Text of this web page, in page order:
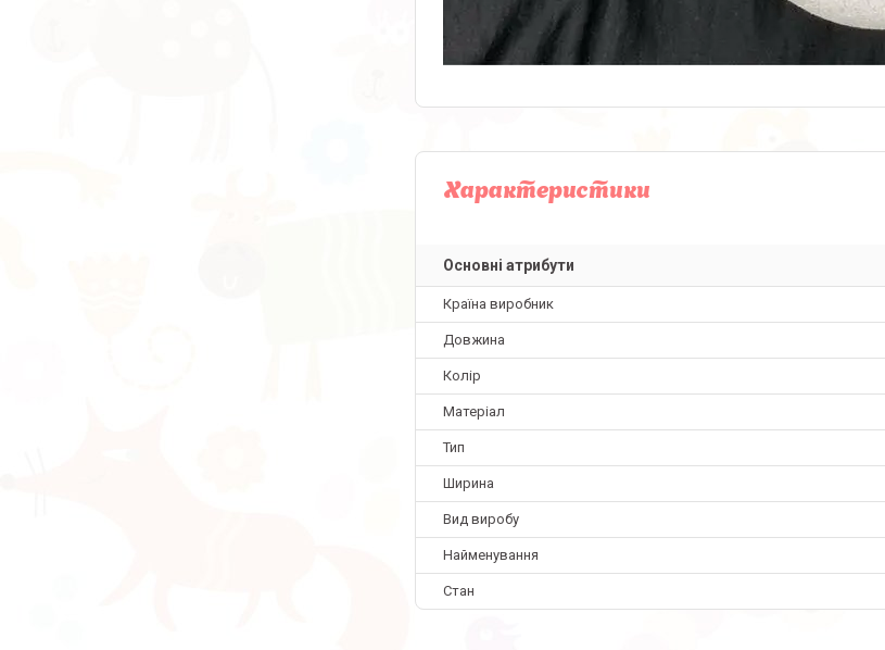
Характеристики
Основні атрибути
Країна виробник
Довжина
Колір
Матеріал
Тип
Ширина
Вид виробу
Найменування
Стан